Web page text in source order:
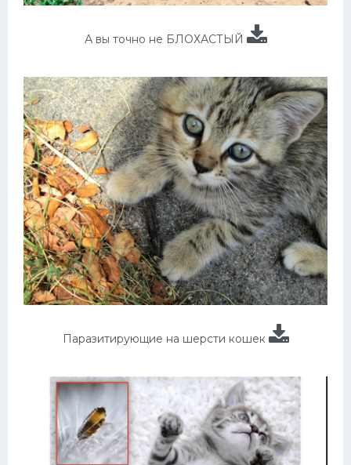
А вы точно не БЛОХАСТЫЙ
Паразитирующие на шерсти кошек